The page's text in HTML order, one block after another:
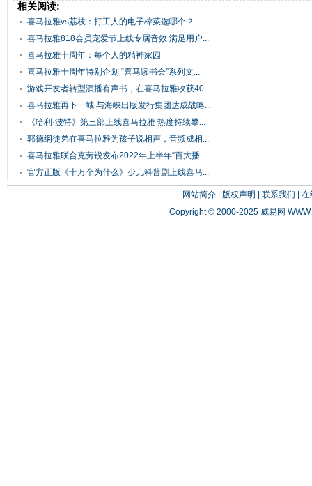
相关阅读:
喜马拉雅vs荔枝：打工人的电子榨菜选哪个？
喜马拉雅818会员宠爱节上线专属音效 满足用户...
喜马拉雅十周年：每个人的精神家园
喜马拉雅十周年特别企划 “喜马读书会”系列文...
游戏开发者转型演播有声书，在喜马拉雅收获40...
喜马拉雅再下一城 与海峡出版发行集团达成战略...
《哈利·波特》第三部上线喜马拉雅 热度持续攀...
郭德纲徒弟在喜马拉雅为孩子说相声，音频成相...
喜马拉雅联合克劳锐发布2022年上半年“百大播...
官方正版《十万个为什么》少儿科普剧上线喜马...
网站简介| 版权声明 联系我们
在
Copyright © 2000-2025 威易网 WWW.